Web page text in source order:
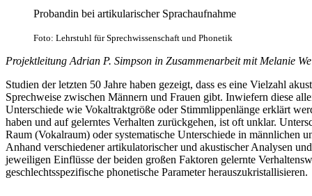
Probandin bei artikularischer Sprachaufnahme
Foto: Lehrstuhl für Sprechwissenschaft und Phonetik
Projektleitung Adrian P. Simpson in Zusammenarbeit mit Melanie
Studien der letzten 50 Jahre haben gezeigt, dass es eine Vielzahl
Sprechweise zwischen Männern und Frauen gibt. Inwiefern diese
Unterschiede wie Vokaltraktgröße oder Stimmlippenlänge erklärt
haben und auf gelerntes Verhalten zurückgehen, ist oft unklar.
Raum (Vokalraum) oder systematische Unterschiede in männlichen
Anhand verschiedener artikulatorischer und akustischer Analysen
jeweiligen Einflüsse der beiden großen Faktoren gelernte
geschlechtsspezifische phonetische Parameter herauszukristallisieren.